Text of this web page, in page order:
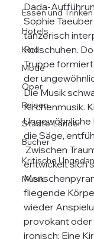
Essen und Trinken
Hotels
Kino
Mode
Oper
Reisen
Städte-Länder
Bücher
Kritische
Musik
Dada-
Sophie
tänzerisch
Rollschuhen.
Truppe formiert
der
Die Musik
Kirchenmusik.
die Säge,
entwickelt sich
fliegende
wieder
provokant oder
ironisch: Eine